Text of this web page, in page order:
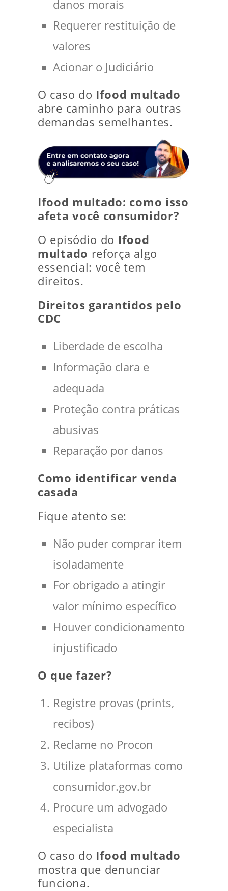
danos morais
Requerer restituição de
valores
Acionar o Judiciário
O caso do Ifood multado
abre caminho para outras
demandas semelhantes.
Ifood multado: como isso
afeta você consumidor?
O episódio do Ifood
multado reforça algo
essencial: você tem
direitos.
Direitos garantidos pelo
CDC
Liberdade de escolha
Informação clara e
adequada
Proteção contra práticas
abusivas
Reparação por danos
Como identificar venda
casada
Fique atento se:
Não puder comprar item
isoladamente
For obrigado a atingir
valor mínimo específico
Houver condicionamento
injustificado
O que fazer?
Registre provas (prints,
recibos)
Reclame no Procon
Utilize plataformas como
consumidor.gov.br
Procure um advogado
especialista
O caso do Ifood multado
mostra que denunciar
funciona.